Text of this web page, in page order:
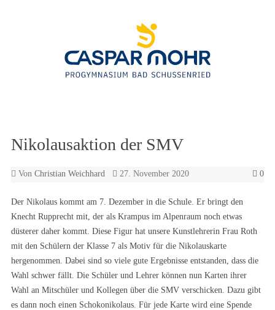
Nikolausaktion der SMV
Von Christian Weichhard 27. November 2020 0
Der Nikolaus kommt am 7. Dezember in die Schule. Er bringt den
Knecht Rupprecht mit, der als Krampus im Alpenraum noch etwas
düsterer daher kommt. Diese Figur hat unsere Kunstlehrerin Frau Roth
mit den Schülern der Klasse 7 als Motiv für die Nikolauskarte
hergenommen. Dabei sind so viele gute Ergebnisse entstanden, dass die
Wahl schwer fällt. Die Schüler und Lehrer können nun Karten ihrer
Wahl an Mitschüler und Kollegen über die SMV verschicken. Dazu gibt
es dann noch einen Schokonikolaus. Für jede Karte wird eine Spende